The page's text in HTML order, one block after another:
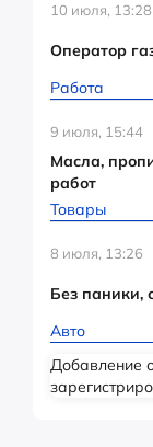
10 июля, 13:28
Оператор
Работа
9 июля, 15:44
Масла,
работ
Товары
8 июля, 13:26
Без паники,
Авто
Добавление